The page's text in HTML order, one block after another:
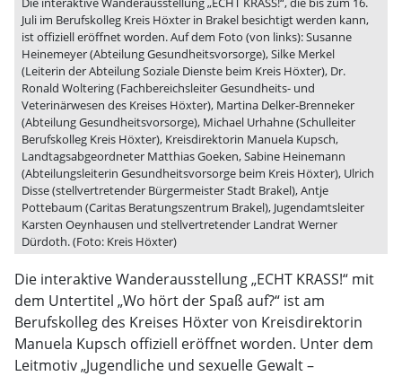
Juli im Berufskolleg Kreis Höxter in Brakel besichtigt werden kann,
ist offiziell eröffnet worden. Auf dem Foto (von links): Susanne
Heinemeyer (Abteilung Gesundheitsvorsorge), Silke Merkel
(Leiterin der Abteilung Soziale Dienste beim Kreis Höxter), Dr.
Ronald Woltering (Fachbereichsleiter Gesundheits- und
Veterinärwesen des Kreises Höxter), Martina Delker-Brenneker
(Abteilung Gesundheitsvorsorge), Michael Urhahne (Schulleiter
Berufskolleg Kreis Höxter), Kreisdirektorin Manuela Kupsch,
Landtagsabgeordneter Matthias Goeken, Sabine Heinemann
(Abteilungsleiterin Gesundheitsvorsorge beim Kreis Höxter), Ulrich
Disse (stellvertretender Bürgermeister Stadt Brakel), Antje
Pottebaum (Caritas Beratungszentrum Brakel), Jugendamtsleiter
Karsten Oeynhausen und stellvertretender Landrat Werner
Dürdoth. (Foto: Kreis Höxter)
Die interaktive Wanderausstellung „ECHT KRASS!“ mit
dem Untertitel „Wo hört der Spaß auf?“ ist am
Berufskolleg des Kreises Höxter von Kreisdirektorin
Manuela Kupsch offiziell eröffnet worden. Unter dem
Leitmotiv „Jugendliche und sexuelle Gewalt –